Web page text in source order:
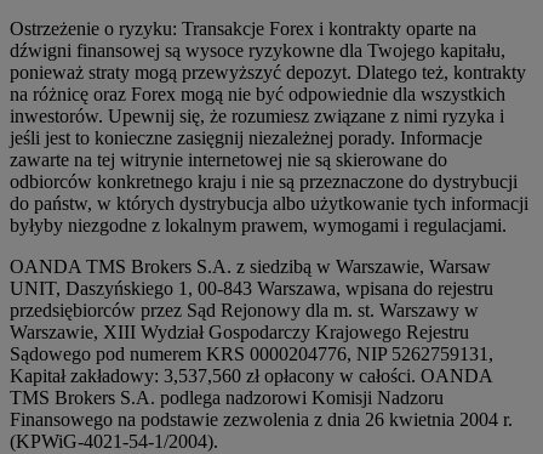
Ostrzeżenie o ryzyku: Transakcje Forex i kontrakty oparte na
dźwigni finansowej są wysoce ryzykowne dla Twojego kapitału,
ponieważ straty mogą przewyższyć depozyt. Dlatego też, kontrakty
na różnicę oraz Forex mogą nie być odpowiednie dla wszystkich
inwestorów. Upewnij się, że rozumiesz związane z nimi ryzyka i
jeśli jest to konieczne zasięgnij niezależnej porady. Informacje
zawarte na tej witrynie internetowej nie są skierowane do
odbiorców konkretnego kraju i nie są przeznaczone do dystrybucji
do państw, w których dystrybucja albo użytkowanie tych informacji
byłyby niezgodne z lokalnym prawem, wymogami i regulacjami.
OANDA TMS Brokers S.A. z siedzibą w Warszawie, Warsaw
UNIT, Daszyńskiego 1, 00-843 Warszawa, wpisana do rejestru
przedsiębiorców przez Sąd Rejonowy dla m. st. Warszawy w
Warszawie, XIII Wydział Gospodarczy Krajowego Rejestru
Sądowego pod numerem KRS 0000204776, NIP 5262759131,
Kapitał zakładowy: 3,537,560 zł opłacony w całości. OANDA
TMS Brokers S.A. podlega nadzorowi Komisji Nadzoru
Finansowego na podstawie zezwolenia z dnia 26 kwietnia 2004 r.
(KPWiG-4021-54-1/2004).